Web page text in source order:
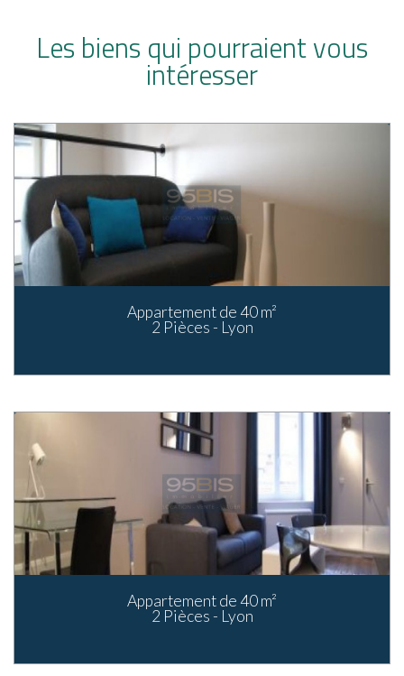
Les biens qui pourraient vous
intéresser
Appartement de 40 m²
2 Pièces - Lyon
Appartement de 40 m²
2 Pièces - Lyon